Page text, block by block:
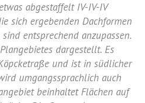
abgestaffelt IV-IV-IV
sich ergebenden Dachformen
entsprechend anzupassen.
dargestellt. Es
und ist in südlicher
umgangssprachlich auch
beinhaltet Flächen auf